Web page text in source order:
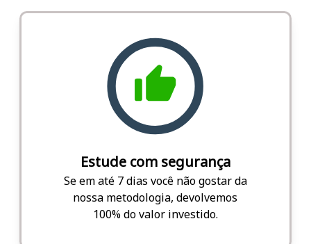
Estude com segurança
Se em até 7 dias você não gostar da
nossa metodologia, devolvemos
100% do valor investido.